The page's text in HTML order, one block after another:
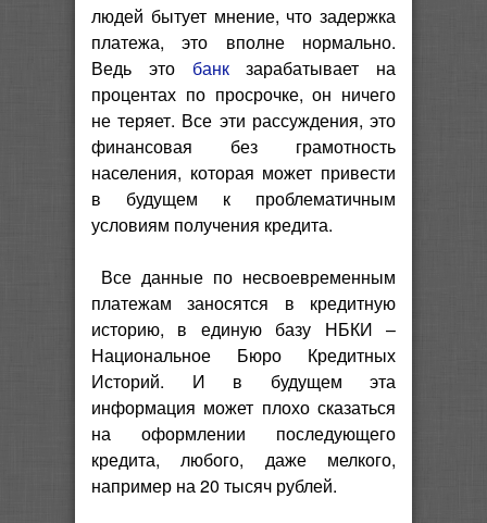
людей бытует мнение, что задержка
платежа, это вполне нормально.
Ведь это банкзарабатывает на
процентах по просрочке, он ничего
не теряет. Все эти рассуждения, это
финансовая без грамотность
населения, которая может привести
в будущем к проблематичным
условиям получения кредита.
Все данные по несвоевременным
платежам заносятся в кредитную
историю, в единую базу НБКИ –
Национальное Бюро Кредитных
Историй. И в будущем эта
информация может плохо сказаться
на оформлении последующего
кредита, любого, даже мелкого,
например на 20 тысяч рублей.